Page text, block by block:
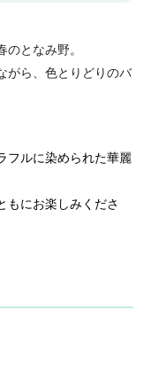
となみ野。
がら、色とりどりのバ
フルに染められた華麗
にお楽しみくださ